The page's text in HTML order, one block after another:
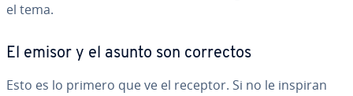
el tema.
El emisor y el asunto son correctos
Esto es lo primero que ve el receptor. Si no le inspiran